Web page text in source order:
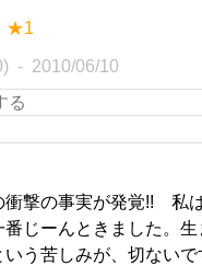
★1
2010/06/10
衝撃の事実が発覚!! 私
番じーんときました。
いう苦しみが、切ないで